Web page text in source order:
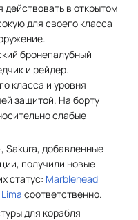
действовать в открытом
для своего класса
бронепалубный
и рейдер.
класса и уровня
защитой. На борту
слабые
Sakura, добавленные
получили новые
статус: Marblehead
соответственно.
для корабля